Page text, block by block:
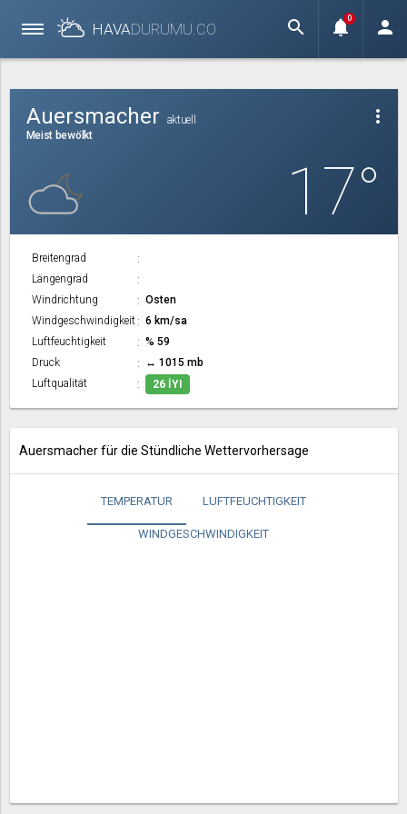
HAVADURUMU.CO search notifications
0 person
more_vert
Auersmacher
aktuell
Meist bewölkt
17°
Breitengrad
Längengrad
Windrichtung
Osten
Windgeschwindigkeit
6 km/sa
Luftfeuchtigkeit
% 59
Druck
↔ 1015 mb
Luftqualität
26 İYI
Auersmacher für die Stündliche Wettervorhersage
TEMPERATUR LUFTFEUCHTIGKEIT
WINDGESCHWINDIGKEIT